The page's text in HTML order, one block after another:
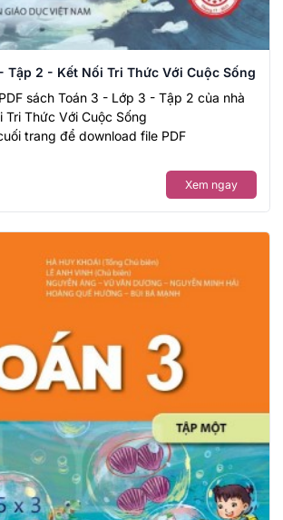
Tập 2 - Kết Nối Tri Thức Với Cuộc Sống
sách Toán 3 - Lớp 3 - Tập 2 của nhà
Tri Thức Với Cuộc Sống
trang để download file PDF
Xem ngay